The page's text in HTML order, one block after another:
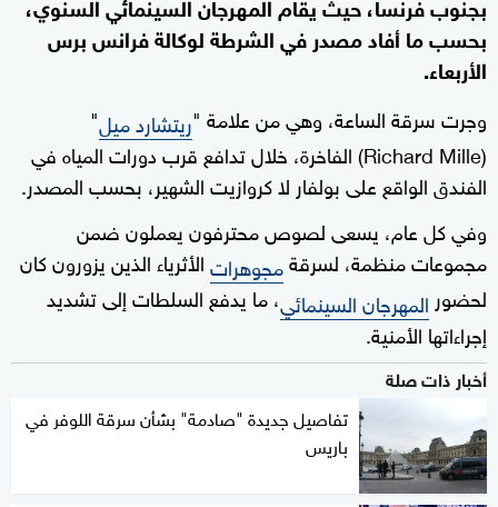
بحسب ما أفاد مصدر في الشرطة لوكالة فرانس برس
الأربعاء.
وجرت سرقة الساعة، وهي من علامة "ريتشارد ميل"
(Richard Mille) الفاخرة، خلال تدافع قرب دورات المياه في
الفندق الواقع على بولفار لا كروازيت الشهير، بحسب المصدر.
وفي كل عام، يسعى لصوص محترفون يعملون ضمن
مجموعات منظمة، لسرقةمجوهراتالأثرياء الذين يزورون كان
لحضور المهرجان السينمائي، ما يدفع السلطات إلى تشديد
إجراءاتها الأمنية.
أخبار ذات صلة
تفاصيل جديدة "صادمة" بشأن سرقة اللوفر في
باريس